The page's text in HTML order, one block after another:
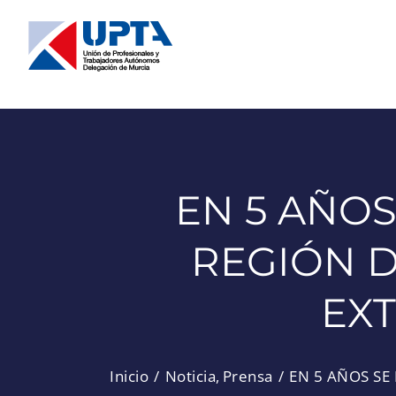
contenido
EN 5
REGIÓN
Inicio Noticia Prensa EN 5 AÑOS